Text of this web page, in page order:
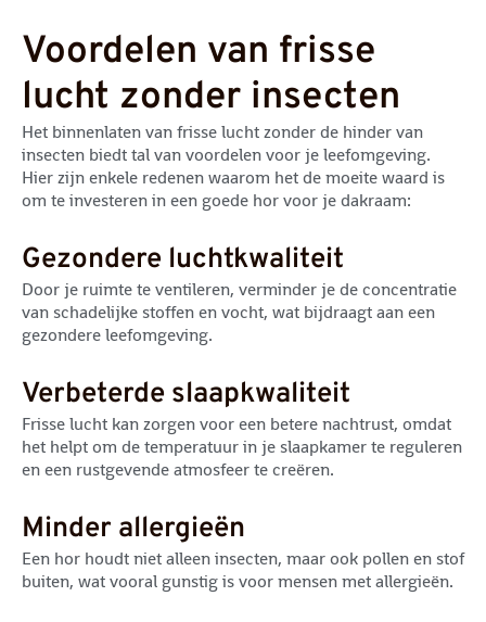
Voordelen van frisse
lucht zonder insecten
Het binnenlaten van frisse lucht zonder de hinder van
insecten biedt tal van voordelen voor je leefomgeving.
Hier zijn enkele redenen waarom het de moeite waard is
om te investeren in een goede hor voor je dakraam:
Gezondere luchtkwaliteit
Door je ruimte te ventileren, verminder je de concentratie
van schadelijke stoffen en vocht, wat bijdraagt aan een
gezondere leefomgeving.
Verbeterde slaapkwaliteit
Frisse lucht kan zorgen voor een betere nachtrust, omdat
het helpt om de temperatuur in je slaapkamer te reguleren
en een rustgevende atmosfeer te creëren.
Minder allergieën
Een hor houdt niet alleen insecten, maar ook pollen en stof
buiten, wat vooral gunstig is voor mensen met allergieën.